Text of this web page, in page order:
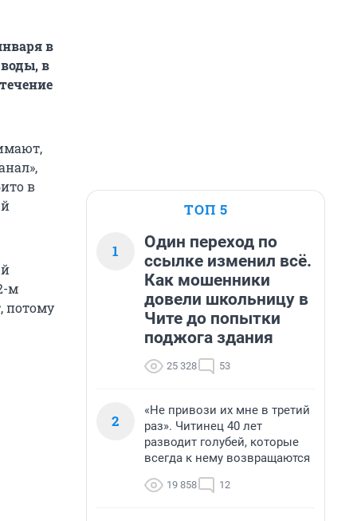
в
в
в
м
потому
ТОП 5
1
Один переход по
ссылке изменил всё.
Как мошенники
довели школьницу в
Чите до попытки
поджога здания
25 328 53
2
«Не привози их мне в третий
раз». Читинец 40 лет
разводит голубей, которые
всегда к нему возвращаются
19 858 12